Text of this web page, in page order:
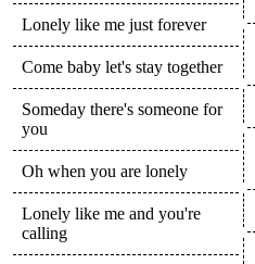
Lonely like me just forever
Come baby let's stay together
Someday there's someone for
you
Oh when you are lonely
Lonely like me and you're
calling